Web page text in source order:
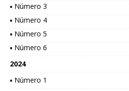
▪ Número 3
▪ Número 4
▪ Número 5
▪ Número 6
2024
▪ Número 1